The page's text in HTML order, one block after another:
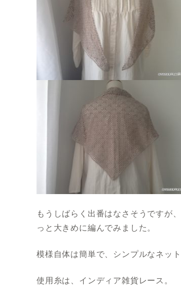
もうしばらく出番はなさそうですが
っと大きめに編んでみました。
模様自体は簡単で、シンプルなネッ
使用糸は、インディア雑貨レース。